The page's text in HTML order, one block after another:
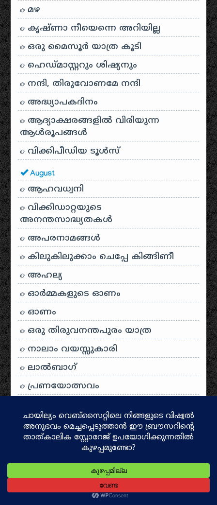
മഴ
കൃഷ്ണാ നീയെന്നെ അറിയില്ല
ഒരു മൈസൂർ യാത്ര കൂടി
ഹെഡ്മാസ്റ്ററും ശിഷ്യനും
നന്ദി, തിരുവോണമേ നന്ദി
അദ്ധ്യാപകദിനം
ആദ്യാക്ഷരങ്ങളിൽ വിരിയുന്ന
ആൾരൂപങ്ങൾ
വിക്കിപീഡിയ ടൂൾസ്
August
ആഹവധ്വനി
വിക്കിഡാറ്റയുടെ
അനന്തസാദ്ധ്യതകള്‍
അപരനാമങ്ങൾ
കിലുകിലുക്കാം ചെപ്പേ കിങ്ങിണീ
അഹല്യ
ഓര്‍മ്മകളുടെ ഓണം
ഓണം
ഒരു തിരുവനന്തപുരം യാത്ര
നാലാം വയസ്സുകാരി
ലാൽബാഗ്
പ്രണയോത്സവം
July
ആരു ഞാനാകണം
കാട്ടുപൂവ്
ഗ്രാഫിക്സ് ഡിസൈനിങ്
മധുസൂദനൻ നായരുടെ കവിതകൾ
സുന്ദരകാണ്ഡം